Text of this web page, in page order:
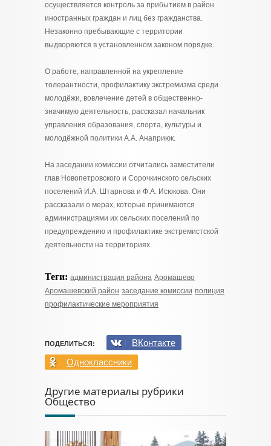
осуществляется контроль за прибытием в район
иностранных граждан и лиц без гражданства.
Незаконно пребывающие с территории
выдворяются в установленном законом порядке.
О работе, направленной на укрепление
толерантности, профилактику экстремизма среди
молодёжи, вовлечение детей в общественно-
значимую деятельность, рассказал начальник
управления образования, спорта, культуры и
молодёжной политики А.А. Анаприюк.
На заседании комиссии отчитались заместители
глав Новопетровского и Сорочкинского сельских
поселений И.А. Штарнова и Ф.А. Исюкова. Они
рассказали о мерах, которые принимаются
администрациями их сельских поселений по
предупреждению и профилактике экстремистской
деятельности на территориях.
Теги: администрация района Аромашево
Аромашевский район заседание комиссии полиция
профилактические мероприятия
ПОДЕЛИТЬСЯ:
ВКонтакте
Одноклассники
Другие материалы рубрики
Общество